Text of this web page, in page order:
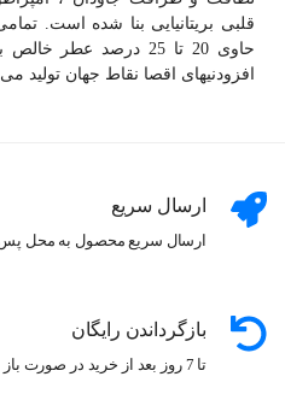
قلبی بریتانیایی بنا شده است.
حاوی 20 تا 25 درصد
افزودنیهای اقصا نقاط جهان تولید
ارسال سریع
ارسال سریع محصول به محل پس
بازگرداندن رایگان
تا 7 روز بعد از خرید در صورت باز نشدن سلفون